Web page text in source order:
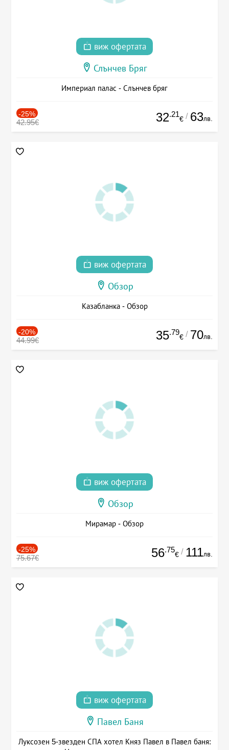
виж офертата
Слънчев Бряг
Империал палас - Слънчев бряг
-25%
42.95€ 32.21
€ / 63лв.
виж офертата
Обзор
Казабланка - Обзор
-20%
44.99€ 35.79
€ / 70лв.
виж офертата
Обзор
Мирамар - Обзор
-25%
75.67€ 56.75
€ / 111лв.
виж офертата
Павел Баня
Луксозен 5-звезден СПА хотел Княз Павел в Павел баня: